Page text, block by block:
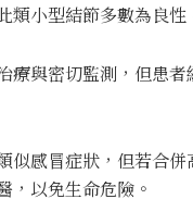
小型結節多數為良性
與密切監測，但患
似感冒症狀，但若合
，以免生命危險。